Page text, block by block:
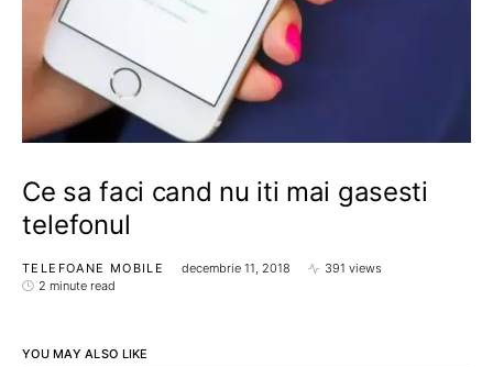
Ce sa faci cand nu iti mai gasesti
telefonul
TELEFOANE MOBILE decembrie 11, 2018
391 views
2 minute read
YOU MAY ALSO LIKE